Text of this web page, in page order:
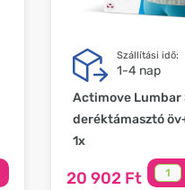
Szállítási idő:
1-4 nap
Actimove Lumbar
deréktámasztó
1x
20 902 Ft